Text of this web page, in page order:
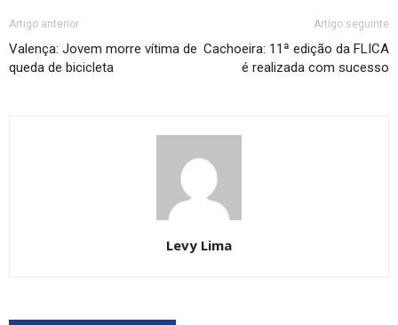
Artigo anterior
Valença: Jovem morre vítima de
queda de bicicleta
Artigo seguinte
Cachoeira: 11ª edição da FLICA
é realizada com sucesso
Levy Lima